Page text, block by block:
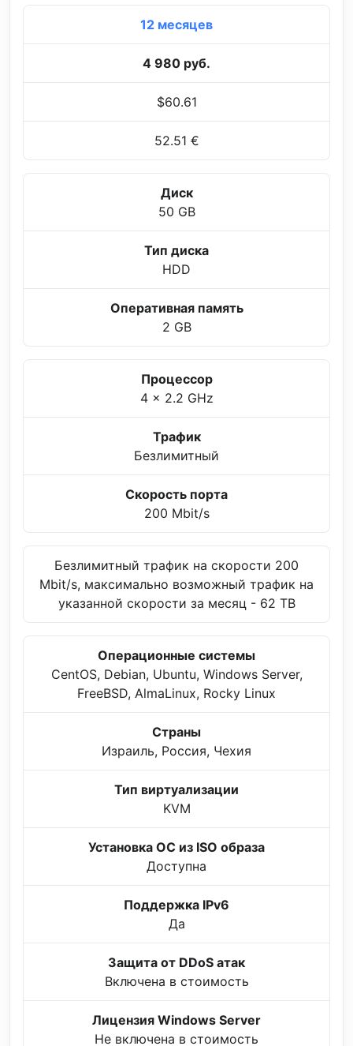
12 месяцев
4 980 руб.
$60.61
52.51 €
Диск
50 GB
Тип диска
HDD
Оперативная память
2 GB
Процессор
4 x 2.2 GHz
Трафик
Безлимитный
Скорость порта
200 Mbit/s
Безлимитный трафик на скорости 200
Mbit/s, максимально возможный трафик на
указанной скорости за месяц - 62 TB
Операционные системы
CentOS, Debian, Ubuntu, Windows Server,
FreeBSD, AlmaLinux, Rocky Linux
Страны
Израиль, Россия, Чехия
Тип виртуализации
KVM
Установка ОС из ISO образа
Доступна
Поддержка IPv6
Да
Защита от DDoS атак
Включена в стоимость
Лицензия Windows Server
Не включена в стоимость